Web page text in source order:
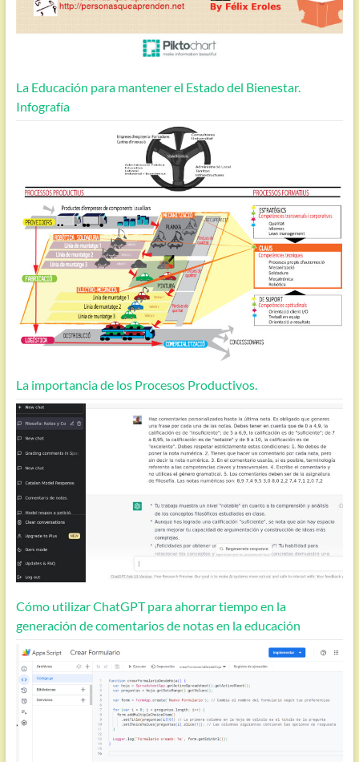
La Educación para mantener el Estado del Bienestar.
Infografía
La importancia de los Procesos Productivos.
Cómo utilizar ChatGPT para ahorrar tiempo en la
generación de comentarios de notas en la educación